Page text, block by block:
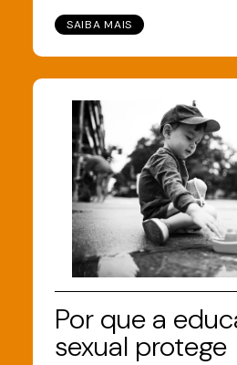
SAIBA MAIS
Por que a
sexual protege